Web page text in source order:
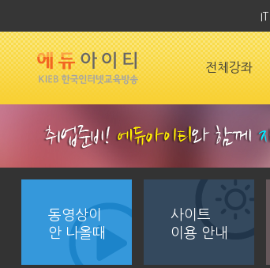
전체강좌
동영상이
안 나올때
사이트
이용 안내